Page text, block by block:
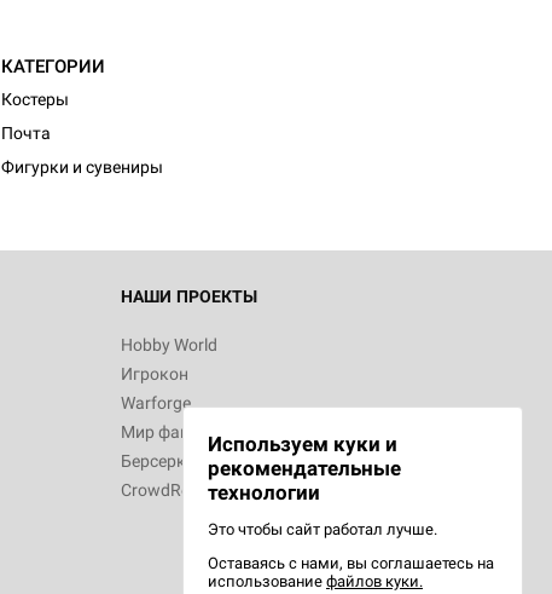
КАТЕГОРИИ
Костеры
Почта
Фигурки и сувениры
НАШИ ПРОЕКТЫ
Hobby World
Игрокон
Warforge
Мир фантастики
Берсерк
CrowdRepublic
Используем куки и
рекомендательные
технологии
Это чтобы сайт работал лучше.
Оставаясь с нами, вы соглашаетесь на
использование файлов куки.